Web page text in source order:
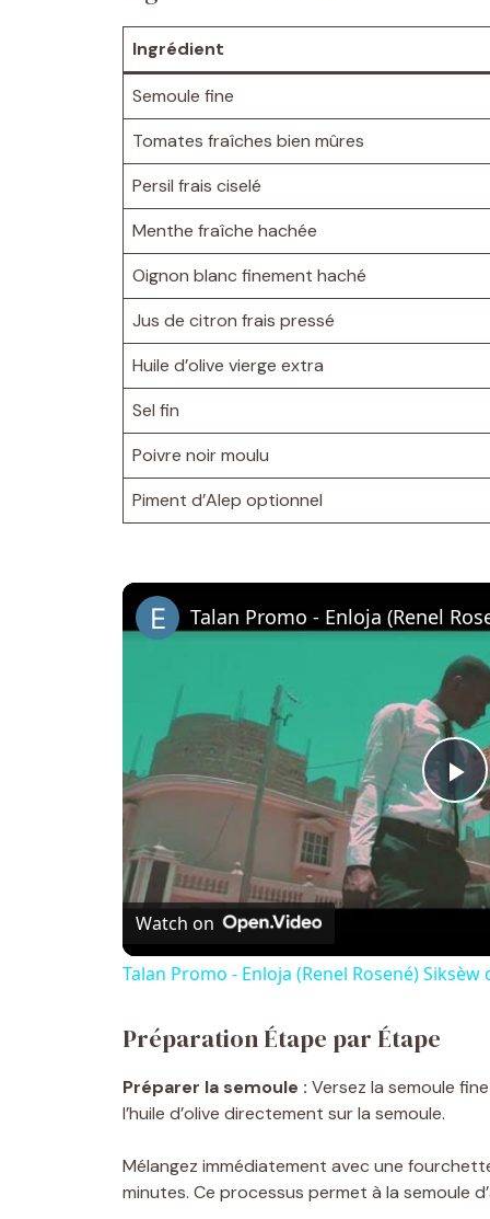
Ingrédient
Semoule fine
Tomates fraîches bien mûres
Persil frais ciselé
Menthe fraîche hachée
Oignon blanc finement haché
Jus de citron frais pressé
Huile d’olive vierge extra
Sel fin
Poivre noir moulu
Piment d’Alep optionnel
P
l
d
Watch on
Talan Promo - Enloja (Renel Rosené)
Préparation Étape par Étape
Préparer la semoule : Versez la semoule
l’huile d’olive directement sur la semoule.
Mélangez immédiatement avec une
minutes. Ce processus permet à la semoule